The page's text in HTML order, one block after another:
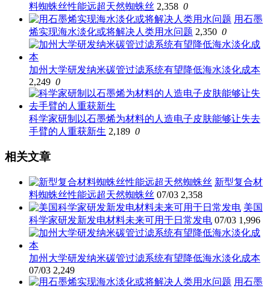
料蜘蛛丝性能远超天然蜘蛛丝 2,358 0
用石墨
烯实现海水淡化或将解决人类用水问题 2,350 0
加州大学研发纳米碳管过滤系统有望降低海水淡化成本
2,249 0
科学家研制以石墨烯为材料的人造电子皮肤能够让失去
手臂的人重获新生 2,189 0
相关文章
新型复合材
料蜘蛛丝性能远超天然蜘蛛丝 07/03 2,358
美国
科学家研发新发电材料未来可用于日常发电 07/03 1,996
加州大学研发纳米碳管过滤系统有望降低海水淡化成本
07/03 2,249
用石墨